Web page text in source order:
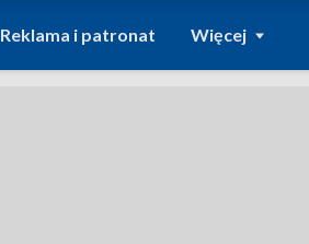
Reklama i patronat Więcej